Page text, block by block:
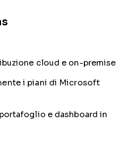
cloud e on-premise
i piani di Microsoft
e dashboard in